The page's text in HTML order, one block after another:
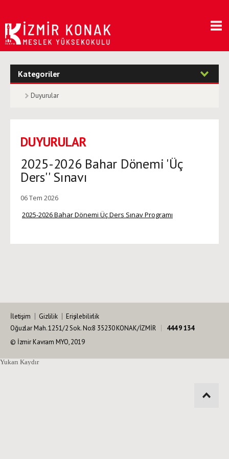
Kategoriler
Duyurular
DUYURULAR
2025-2026 Bahar Dönemi 'Üç
Ders'' Sınavı
06 Tem 2026
2025-2026 Bahar Dönemi Üç Ders Sınav Programı
İletişim Gizlilik
Erişilebilirlik
Oğuzlar Mah. 1251/2 Sok. No:8 35230 KONAK/İZMİR
444 9 134
© İzmir Kavram MYO, 2019
Yukarı Kaydır